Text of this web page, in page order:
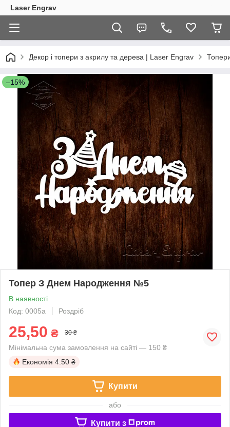
Laser Engrav
Декор і топери з акрилу та дерева | Laser Engrav
–15%
Топер З Днем Народження №5
В наявності
Код: 0005a
Роздріб
25,50 ₴ 30 ₴
Мінімальна сума замовлення на сайті — 150 ₴
Економія 4.50 ₴
Купити
або
Купити з